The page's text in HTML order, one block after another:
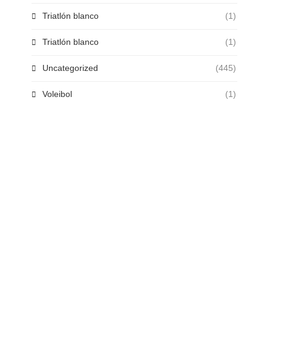
Triatlón blanco (1)
Triatlón blanco (1)
Uncategorized (445)
Voleibol (1)